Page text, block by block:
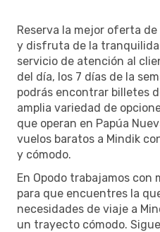
Reserva la mejor oferta
y disfruta de la
servicio de atención al
del día, los 7 días de la
podrás encontrar billetes
amplia variedad de
que operan en Papúa
vuelos baratos a Mindik
y cómodo.
En Opodo trabajamos con
para que encuentres la
necesidades de viaje a
un trayecto cómodo.